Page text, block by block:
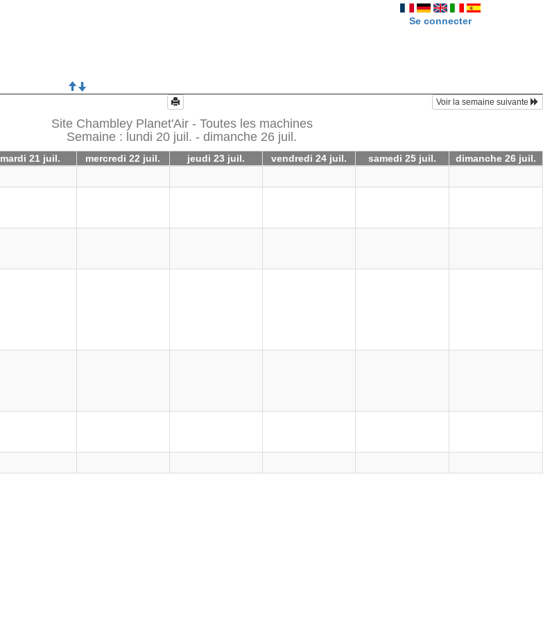
Se connecter
Voir la semaine suivante
Site Chambley Planet'Air - Toutes les machines
Semaine : lundi 20 juil. - dimanche 26 juil.
mardi 21 juil. mercredi 22 juil. jeudi 23 juil. vendredi 24 juil. samedi 25 juil. dimanche 26 juil.